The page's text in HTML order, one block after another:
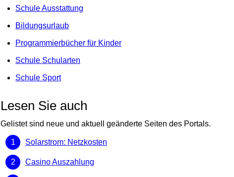
Schule Ausstattung
Bildungsurlaub
Programmierbücher für Kinder
Schule Schularten
Schule Sport
Lesen Sie auch
Gelistet sind neue und aktuell geänderte Seiten des Portals.
Solarstrom: Netzkosten
Casino Auszahlung